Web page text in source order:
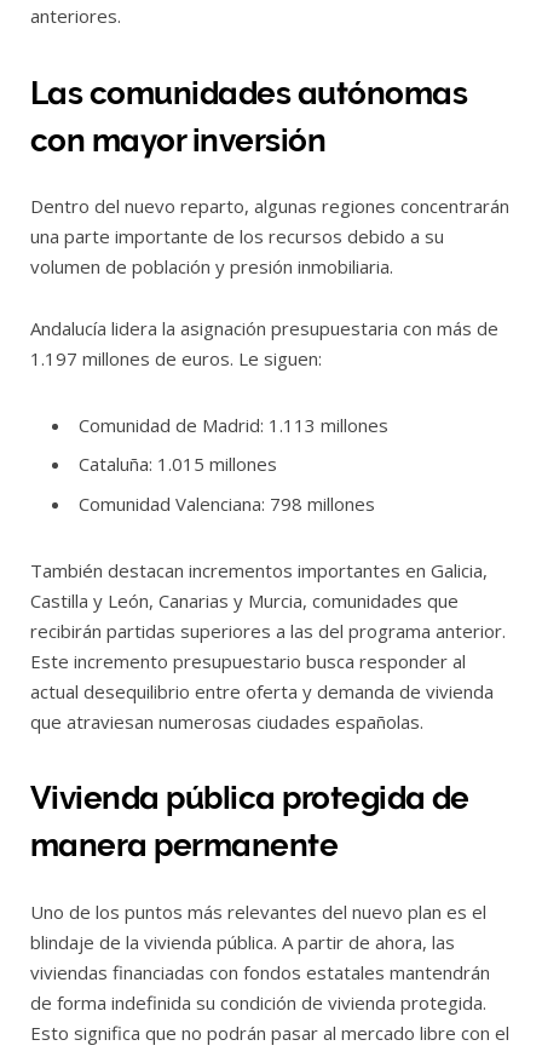
anteriores.
Las comunidades autónomas
con mayor inversión
Dentro del nuevo reparto, algunas regiones concentrarán
una parte importante de los recursos debido a su
volumen de población y presión inmobiliaria.
Andalucía lidera la asignación presupuestaria con más de
1.197 millones de euros. Le siguen:
Comunidad de Madrid: 1.113 millones
Cataluña: 1.015 millones
Comunidad Valenciana: 798 millones
También destacan incrementos importantes en Galicia,
Castilla y León, Canarias y Murcia, comunidades que
recibirán partidas superiores a las del programa anterior.
Este incremento presupuestario busca responder al
actual desequilibrio entre oferta y demanda de vivienda
que atraviesan numerosas ciudades españolas.
Vivienda pública protegida de
manera permanente
Uno de los puntos más relevantes del nuevo plan es el
blindaje de la vivienda pública. A partir de ahora, las
viviendas financiadas con fondos estatales mantendrán
de forma indefinida su condición de vivienda protegida.
Esto significa que no podrán pasar al mercado libre con el